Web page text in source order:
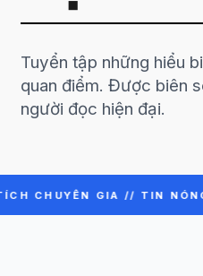
Tuyển tập những hiểu
quan điểm. Được biên
người đọc hiện đại.
CHUYÊN GIA // TIN